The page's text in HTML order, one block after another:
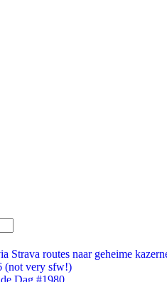
Strava routes naar geheime
(not very sfw!)
Dag #1980